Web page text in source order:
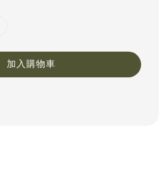
加入購物車